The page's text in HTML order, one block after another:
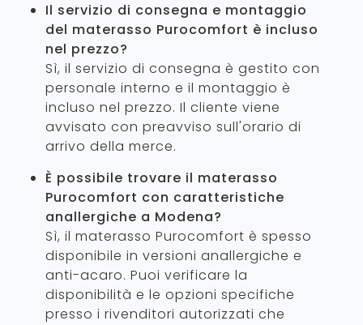
Il servizio di consegna e montaggio
del materasso Purocomfort è incluso
nel prezzo?
Sì, il servizio di consegna è gestito con
personale interno e il montaggio è
incluso nel prezzo. Il cliente viene
avvisato con preavviso sull'orario di
arrivo della merce.
È possibile trovare il materasso
Purocomfort con caratteristiche
anallergiche a Modena?
Sì, il materasso Purocomfort è spesso
disponibile in versioni anallergiche e
anti-acaro. Puoi verificare la
disponibilità e le opzioni specifiche
presso i rivenditori autorizzati che